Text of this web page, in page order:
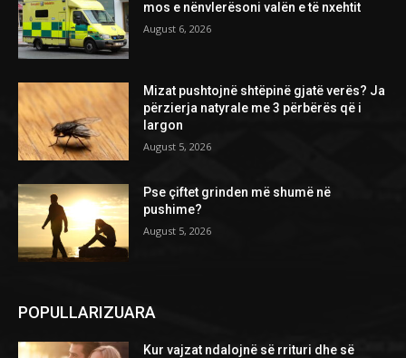
mos e nënvlerësoni valën e të nxehtit
August 6, 2026
Mizat pushtojnë shtëpinë gjatë verës? Ja
përzierja natyrale me 3 përbërës që i
largon
August 5, 2026
Pse çiftet grinden më shumë në
pushime?
August 5, 2026
POPULLARIZUARA
Kur vajzat ndalojnë së rrituri dhe së